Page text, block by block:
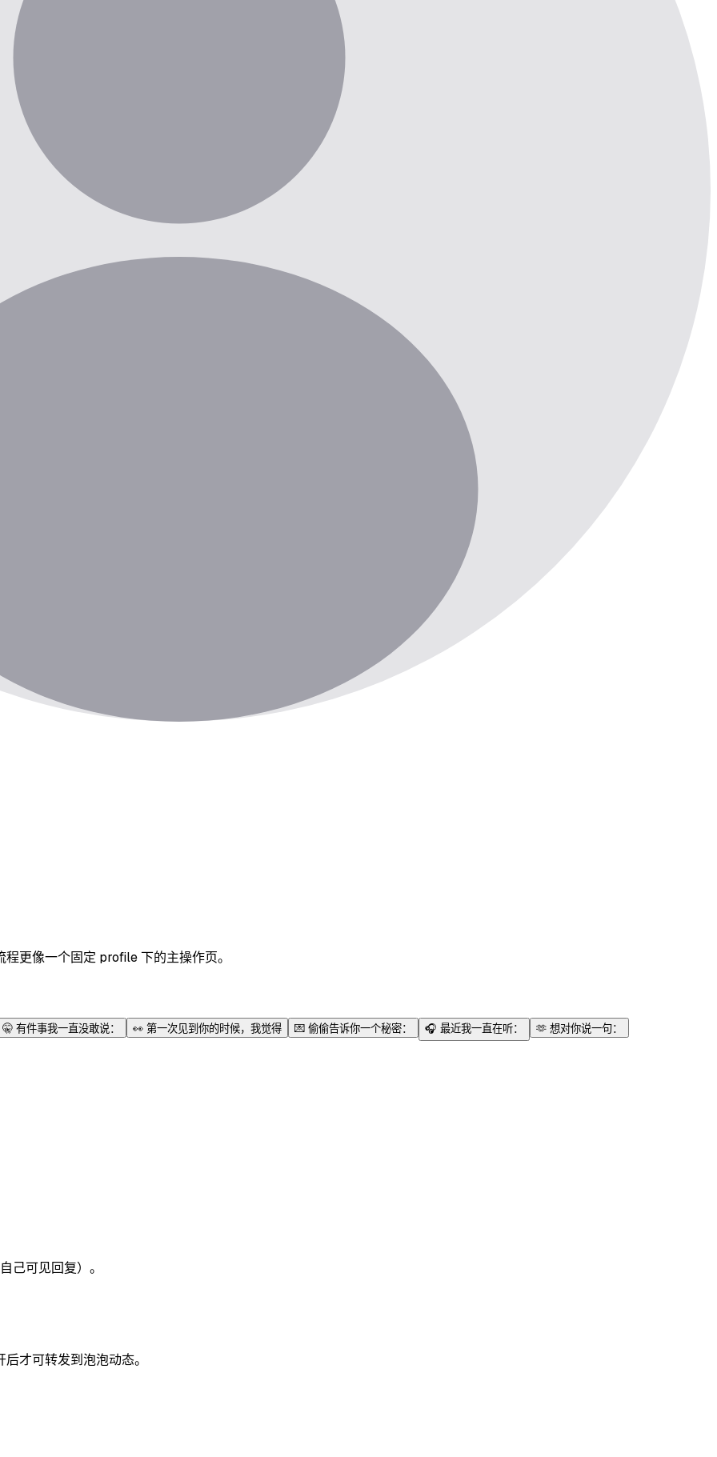
更像一个固定 profile 下的主操作页。
🤫 有件事我一直没敢说： 👀 第一次见到你的时候，我觉得 💌 偷偷告诉你一个秘密： 🎧 最近我一直在听： 🫶 想对你说一句：
己可见回复）。
才可转发到泡泡动态。